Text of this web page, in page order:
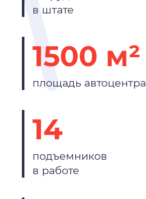
в штате
1500 м²
площадь автоцентра
14
подъемников
в работе